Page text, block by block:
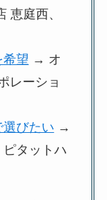
恵庭西、
希望 → オ
レーショ
びたい →
タットハ